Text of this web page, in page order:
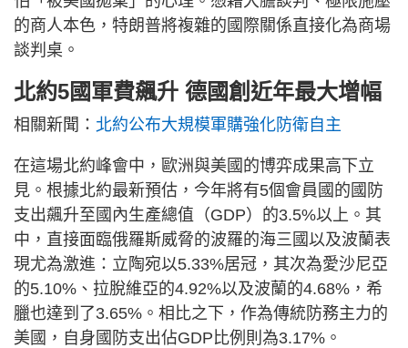
的商人本色，特朗普將複雜的國際關係直接化為商場
談判桌。
北約5國軍費飆升 德國創近年最大增幅
相關新聞： 北約公布大規模軍購強化防衛自主
在這場北約峰會中，歐洲與美國的博弈成果高下立
見。根據北約最新預估，今年將有5個會員國的國防
支出飆升至國內生產總值（GDP）的3.5%以上。其
中，直接面臨俄羅斯威脅的波羅的海三國以及波蘭表
現尤為激進：立陶宛以5.33%居冠，其次為愛沙尼亞
的5.10%、拉脫維亞的4.92%以及波蘭的4.68%，希
臘也達到了3.65%。相比之下，作為傳統防務主力的
美國，自身國防支出佔GDP比例則為3.17%。